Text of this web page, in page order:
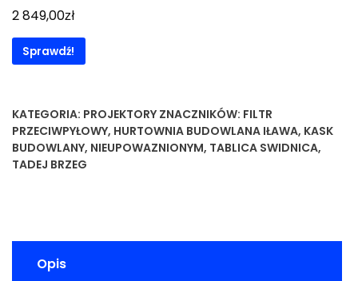
2 849,00zł
Sprawdź!
KATEGORIA: PROJEKTORY ZNACZNIKÓW: FILTR
PRZECIWPYŁOWY, HURTOWNIA BUDOWLANA IŁAWA, KASK
BUDOWLANY, NIEUPOWAZNIONYM, TABLICA SWIDNICA,
TADEJ BRZEG
Opis